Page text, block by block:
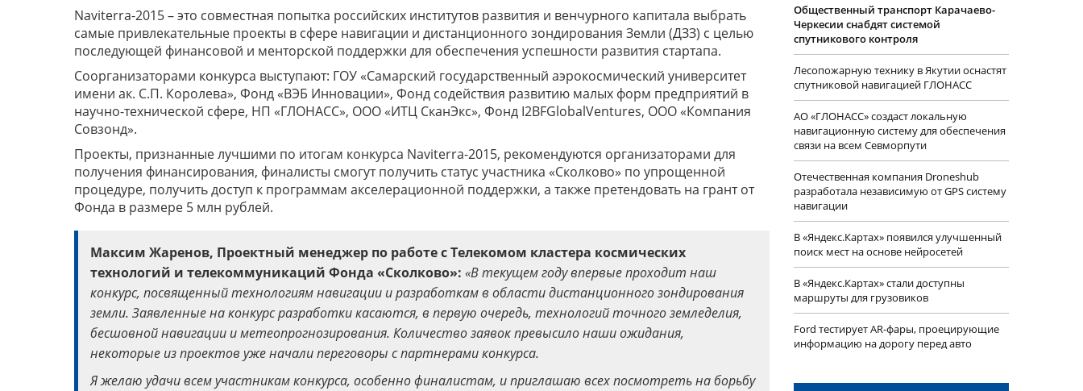
Naviterra-2015 – это совместная попытка российских институтов развития и венчурного капитала выбрать
самые привлекательные проекты в сфере навигации и дистанционного зондирования Земли (ДЗЗ) с целью
последующей финансовой и менторской поддержки для обеспечения успешности развития стартапа.
Cоорганизаторами конкурса выступают: ГОУ «Самарский государственный аэрокосмический университет
имени ак. С.П. Королева», Фонд «ВЭБ Инновации», Фонд содействия развитию малых форм предприятий в
научно-технической сфере, НП «ГЛОНАСС», ООО «ИТЦ СканЭкс», Фонд I2BFGlobalVentures, ООО «Компания
Совзонд».
Проекты, признанные лучшими по итогам конкурса Naviterra-2015, рекомендуются организаторами для
получения финансирования, финалисты смогут получить статус участника «Сколково» по упрощенной
процедуре, получить доступ к программам акселерационной поддержки, а также претендовать на грант от
Фонда в размере 5 млн рублей.
Максим Жаренов, Проектный менеджер по работе с Телекомом кластера космических
технологий и телекоммуникаций Фонда «Сколково»: «В текущем году впервые проходит наш
конкурс, посвященный технологиям навигации и разработкам в области дистанционного зондирования
земли. Заявленные на конкурс разработки касаются, в первую очередь, технологий точного земледелия,
бесшовной навигации и метеопрогнозирования. Количество заявок превысило наши ожидания,
некоторые из проектов уже начали переговоры с партнерами конкурса.
Я желаю удачи всем участникам конкурса, особенно финалистам, и приглашаю всех посмотреть на борьбу
Общественный транспорт Карачаево-
Черкесии снабдят системой
спутникового контроля
Лесопожарную технику в Якутии оснастят
спутниковой навигацией ГЛОНАСС
АО «ГЛОНАСС» создаст локальную
навигационную систему для обеспечения
связи на всем Севморпути
Отечественная компания Droneshub
разработала независимую от GPS систему
навигации
В «Яндекс.Картах» появился улучшенный
поиск мест на основе нейросетей
В «Яндекс.Картах» стали доступны
маршруты для грузовиков
Ford тестирует AR-фары, проецирующие
информацию на дорогу перед авто